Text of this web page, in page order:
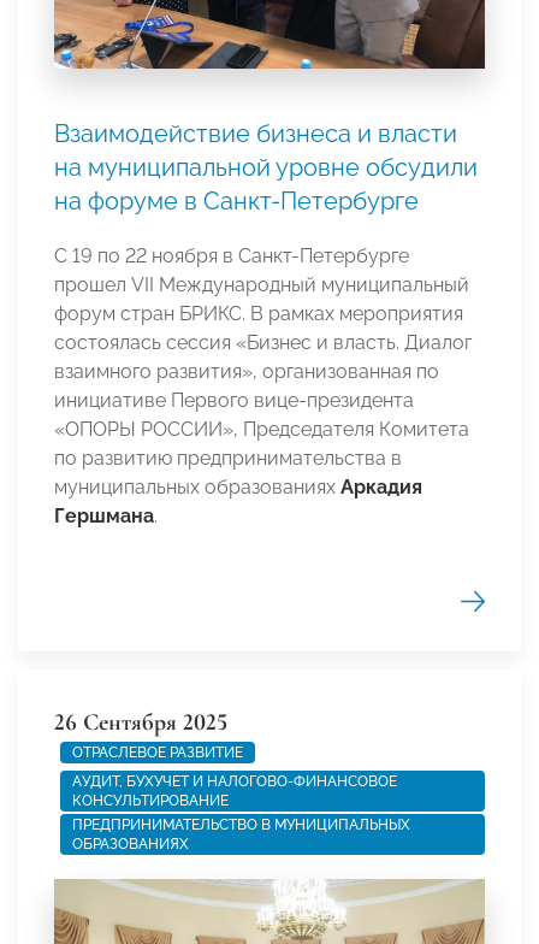
Взаимодействие бизнеса и власти
на муниципальной уровне обсудили
на форуме в Санкт-Петербурге
С 19 по 22 ноября в Санкт-Петербурге
прошел VII Международный муниципальный
форум стран БРИКС. В рамках мероприятия
состоялась сессия «Бизнес и власть. Диалог
взаимного развития», организованная по
инициативе Первого вице-президента
«ОПОРЫ РОССИИ», Председателя Комитета
по развитию предпринимательства в
муниципальных образованиях Аркадия
Гершмана.
26 Сентября 2025
ОТРАСЛЕВОЕ РАЗВИТИЕ
АУДИТ, БУХУЧЕТ И НАЛОГОВО-ФИНАНСОВОЕ
КОНСУЛЬТИРОВАНИЕ
ПРЕДПРИНИМАТЕЛЬСТВО В МУНИЦИПАЛЬНЫХ
ОБРАЗОВАНИЯХ